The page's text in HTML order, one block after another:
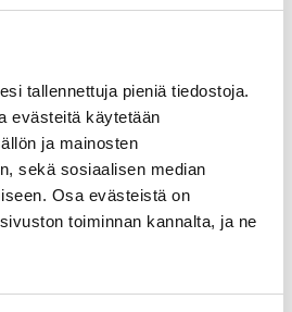
tallennettuja pieniä tiedostoja.
evästeitä käytetään
ja mainosten
sekä sosiaalisen median
Osa evästeistä on
toiminnan kannalta, ja ne
-koulutus 30,00 €